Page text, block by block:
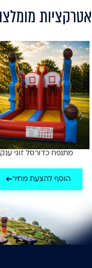
אטרקציות
מתנפח כדורסל זוגי
הוסף להצעת מחיר